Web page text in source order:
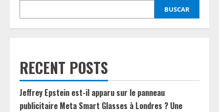
BUSCAR
RECENT POSTS
Jeffrey Epstein est-il apparu sur le panneau
publicitaire Meta Smart Glasses à Londres ? Une